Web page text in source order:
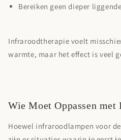
Bereiken geen dieper
Infraroodtherapie voelt
warmte, maar het effect is veel
Wie Moet Oppassen met
Hoewel infraroodlampen voor